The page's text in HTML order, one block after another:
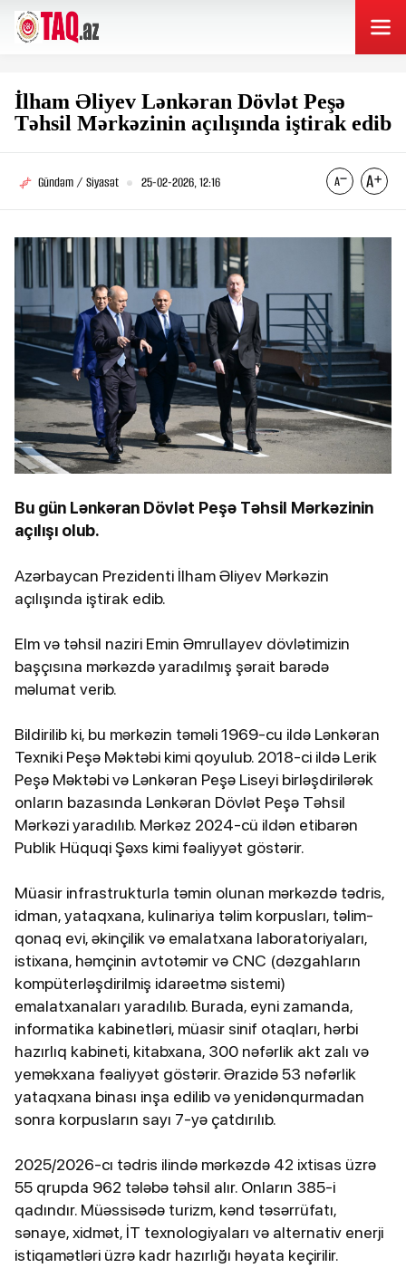
İlham Əliyev Lənkəran Dövlət Peşə
Təhsil Mərkəzinin açılışında iştirak edib
Gündəm / Siyasət 25-02-2026, 12:16
Bu gün Lənkəran Dövlət Peşə Təhsil Mərkəzinin
açılışı olub.
Azərbaycan Prezidenti İlham Əliyev Mərkəzin
açılışında iştirak edib.
Elm və təhsil naziri Emin Əmrullayev dövlətimizin
başçısına mərkəzdə yaradılmış şərait barədə
məlumat verib.
Bildirilib ki, bu mərkəzin təməli 1969-cu ildə Lənkəran
Texniki Peşə Məktəbi kimi qoyulub. 2018-ci ildə Lerik
Peşə Məktəbi və Lənkəran Peşə Liseyi birləşdirilərək
onların bazasında Lənkəran Dövlət Peşə Təhsil
Mərkəzi yaradılıb. Mərkəz 2024-cü ildən etibarən
Publik Hüquqi Şəxs kimi fəaliyyət göstərir.
Müasir infrastrukturla təmin olunan mərkəzdə tədris,
idman, yataqxana, kulinariya təlim korpusları, təlim-
qonaq evi, əkinçilik və emalatxana laboratoriyaları,
istixana, həmçinin avtotəmir və CNC (dəzgahların
kompüterləşdirilmiş idarəetmə sistemi)
emalatxanaları yaradılıb. Burada, eyni zamanda,
informatika kabinetləri, müasir sinif otaqları, hərbi
hazırlıq kabineti, kitabxana, 300 nəfərlik akt zalı və
yeməkxana fəaliyyət göstərir. Ərazidə 53 nəfərlik
yataqxana binası inşa edilib və yenidənqurmadan
sonra korpusların sayı 7-yə çatdırılıb.
2025/2026-cı tədris ilində mərkəzdə 42 ixtisas üzrə
55 qrupda 962 tələbə təhsil alır. Onların 385-i
qadındır. Müəssisədə turizm, kənd təsərrüfatı,
sənaye, xidmət, İT texnologiyaları və alternativ enerji
istiqamətləri üzrə kadr hazırlığı həyata keçirilir.